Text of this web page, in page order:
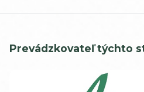
Prevádzkovateľ týchto